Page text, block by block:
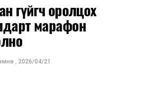
болон Монголын өв соёл, ахуй
онцлогийг харуулсан
боллоо.
монгол адуу" баримтат киног
гүйгч оролцох
марафон
, 2026/04/21